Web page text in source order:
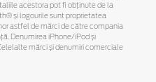
acestora pot fi obținute de la
și logourile sunt proprietatea
astfel de mărci de către compania
Denumirea iPhone/iPod și
mărci și denumiri comerciale